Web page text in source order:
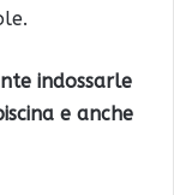
indossarle
e anche